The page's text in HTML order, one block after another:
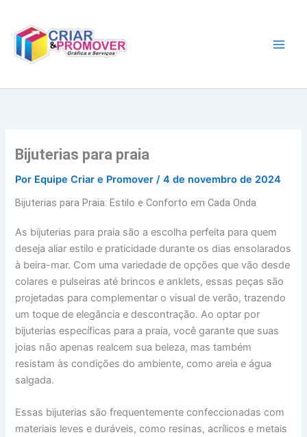
conteúdo
Bijuterias para praia
Por Equipe Criar e Promover/4 de novembro de 2024
Bijuterias para Praia: Estilo e Conforto em Cada Onda
As bijuterias para praia são a escolha perfeita para quem
deseja aliar estilo e praticidade durante os dias ensolarados
à beira-mar. Com uma variedade de opções que vão desde
colares e pulseiras até brincos e anklets, essas peças são
projetadas para complementar o visual de verão, trazendo
um toque de elegância e descontração. Ao optar por
bijuterias específicas para a praia, você garante que suas
joias não apenas realcem sua beleza, mas também
resistam às condições do ambiente, como areia e água
salgada.
Essas bijuterias são frequentemente confeccionadas com
materiais leves e duráveis, como resinas, acrílicos e metais